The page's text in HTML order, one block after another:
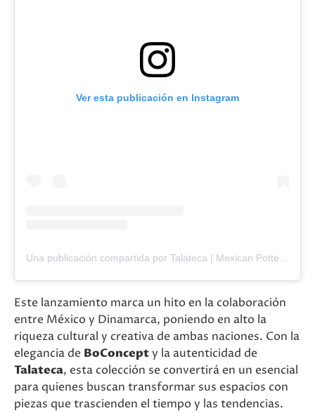
Ver esta publicación en Instagram
Este lanzamiento marca un hito en la colaboración
entre México y Dinamarca, poniendo en alto la
riqueza cultural y creativa de ambas naciones. Con la
elegancia de BoConcepty la autenticidad de
Talateca, esta colección se convertirá en un esencial
para quienes buscan transformar sus espacios con
piezas que trascienden el tiempo y las tendencias.